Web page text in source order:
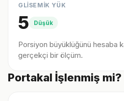
GLİSEMİK YÜK
5 Düşük
Porsiyon büyüklüğünü hesaba
gerçekçi bir ölçüm.
Portakal İşlenmiş mi?